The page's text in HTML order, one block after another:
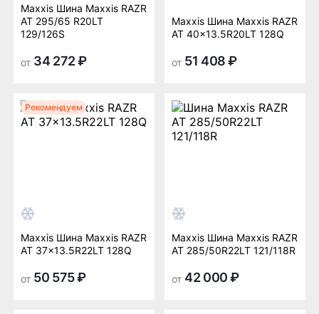
Maxxis Шина Maxxis RAZR
AT 295/65 R20LT
129/126S
от 34 272 ₽
Maxxis Шина Maxxis RAZR
AT 40x13.5R20LT 128Q
от 51 408 ₽
Рекомендуем
Maxxis Шина Maxxis RAZR
AT 37x13.5R22LT 128Q
от 50 575 ₽
Maxxis Шина Maxxis RAZR
AT 285/50R22LT 121/118R
от 42 000 ₽